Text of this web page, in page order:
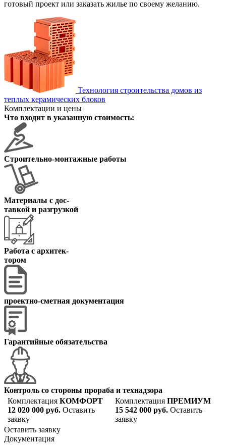
готовый проект или заказать жилье по своему желанию.
Технология строительства домов из
теплых керамических блоков
Комплектации и цены
Что входит в указанную стоимость:
Строительно-монтажные работы
Материалы с дос-
тавкой и разгрузкой
Работа с архитек-
тором
проектно-сметная документация
Гарантийные обязательства
Контроль со стороны прораба и технадзора
Комплектация КОМФОРТ
12 020 000 руб. Оставить
заявку
Комплектация ПРЕМИУМ
15 542 000 руб. Оставить
заявку
Оставить заявку
Документация